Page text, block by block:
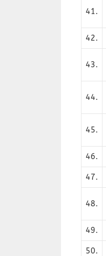
41.
42.
43.
44.
45.
46.
47.
48.
49.
50.